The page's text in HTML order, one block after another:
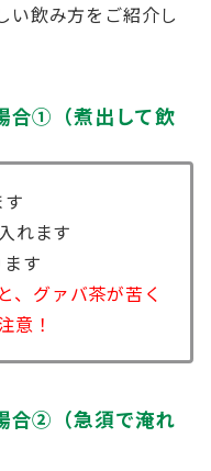
い飲み方をご紹介し
合①（煮出して飲
れます
す
、グァバ茶が苦く
意！
合②（急須で淹れ